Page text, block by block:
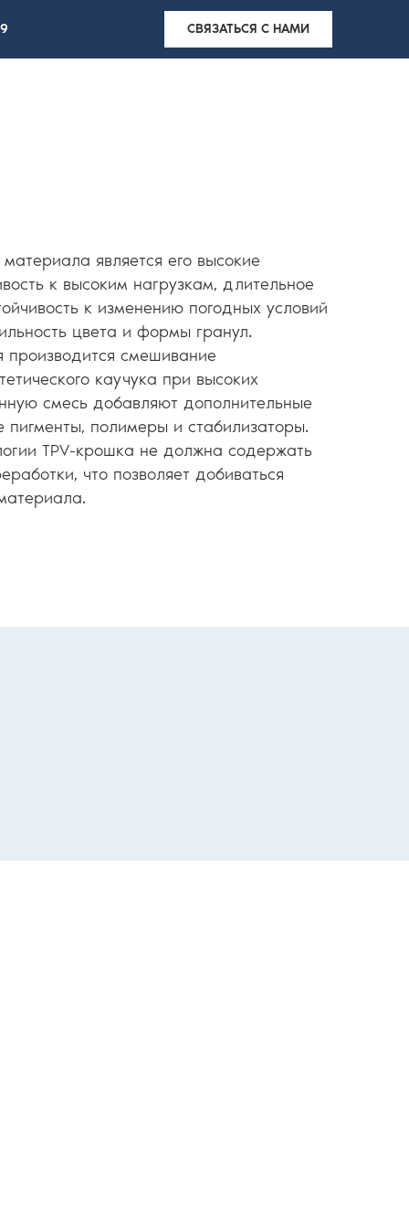
СВЯЗАТЬСЯ С НАМИ
является его высокие
к высоким нагрузкам, длительное
к изменению погодных условий
цвета и формы гранул.
производится смешивание
каучука при высоких
смесь добавляют дополнительные
пигменты, полимеры и стабилизаторы.
TPV-крошка не должна содержать
что позволяет добиваться